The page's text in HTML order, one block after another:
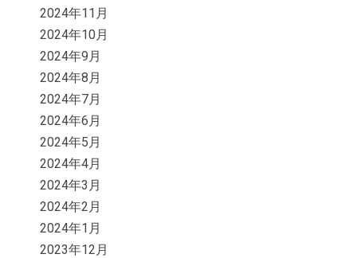
2024年11月
2024年10月
2024年9月
2024年8月
2024年7月
2024年6月
2024年5月
2024年4月
2024年3月
2024年2月
2024年1月
2023年12月